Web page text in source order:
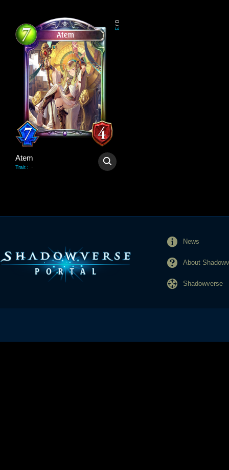
0
/
3
Atem
Trait : -
News
About
Shadowverse